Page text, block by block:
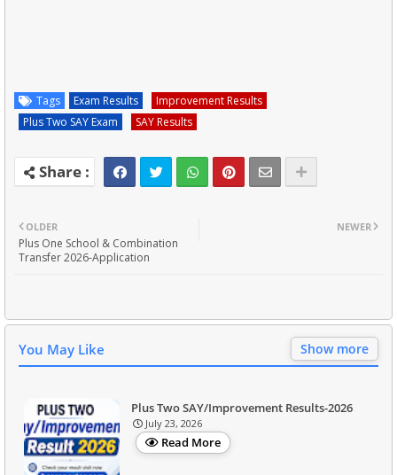
Tags Exam Results
Improvement Results
Plus Two SAY Exam
SAY Results
NEWER
OLDER
Plus One School & Combination
Transfer 2026-Application
You May Like Show more
Plus Two SAY/Improvement Results-2026
July 23, 2026
Read More